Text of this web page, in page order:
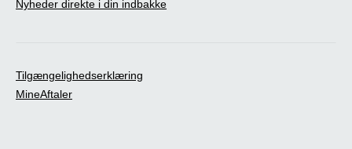
Nyheder direkte i din indbakke
Tilgængelighedserklæring
MineAftaler